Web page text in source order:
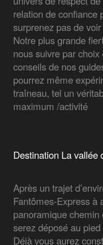
relation de confiance
surprenez pas de
Notre plus grande
nous suivre par
conseils de nos
pourrez même
traîneau, tel un
maximum /activité
Destination La vallée
Après un trajet
Fantômes-Express à
panoramique
serez déposé au
Déjà vous aurez